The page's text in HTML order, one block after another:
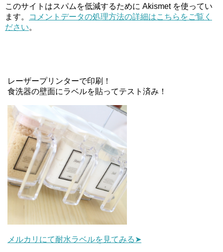
このサイトはスパムを低減するために Akismet を使ってい
ます。
コメントデータの処理方法の詳細はこちらをご覧く
ださい。
レーザープリンターで印刷！
食洗器の壁面にラベルを貼ってテスト済み！
メルカリにて耐水ラベルを見てみる➤